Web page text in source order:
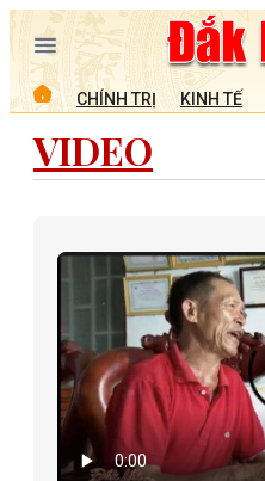
CHÍNH TRỊ KINH TẾ
VIDEO